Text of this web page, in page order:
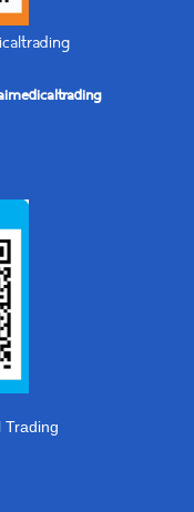
Trading